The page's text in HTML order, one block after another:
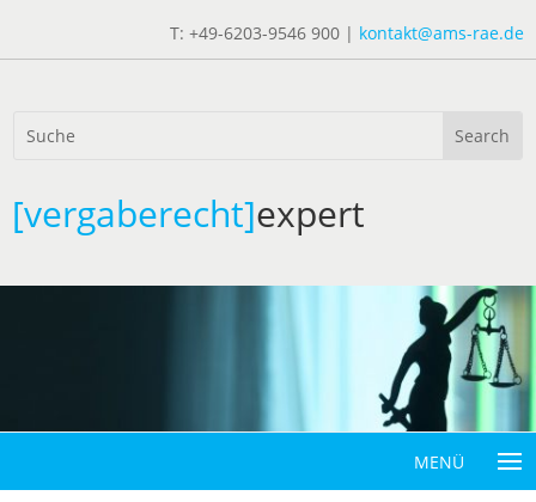
T: +49-6203-9546 900 | kontakt@ams-rae.de
[vergaberecht]expert